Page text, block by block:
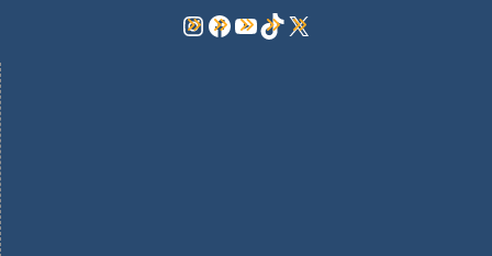
Instagram
Facebook
YouTube
TikTok
X